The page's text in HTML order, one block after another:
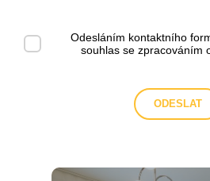
Odesláním kontaktního
souhlas se zpracováním